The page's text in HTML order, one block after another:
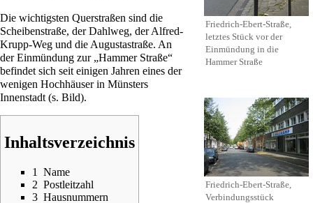
Friedrich-Ebert-Straße,
letztes Stück vor der
Einmündung in die
Hammer Straße
Friedrich-Ebert-Straße,
Verbindungsstück
Die wichtigsten Querstraßen sind die
Scheibenstraße, derDahlweg, derAlfred-
Krupp-Weg und die Augustastraße. An
der Einmündung zur „Hammer Straße“
befindet sich seit einigen Jahren eines der
wenigen Hochhäuser in Münsters
Innenstadt (s. Bild).
Inhaltsverzeichnis
1
Name
2 Postleitzahl
3 Hausnummern